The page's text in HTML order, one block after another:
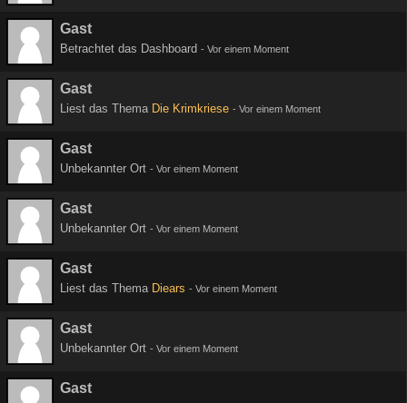
Gast
Betrachtet das Dashboard - Vor einem Moment
Gast
Liest das Thema Die Krimkriese - Vor einem Moment
Gast
Unbekannter Ort - Vor einem Moment
Gast
Unbekannter Ort - Vor einem Moment
Gast
Liest das Thema Diears - Vor einem Moment
Gast
Unbekannter Ort - Vor einem Moment
Gast